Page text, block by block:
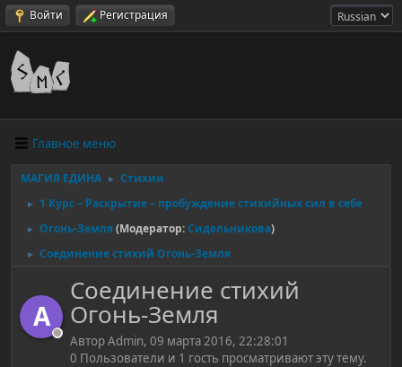
Войти Регистрация
Главное меню
МАГИЯ ЕДИНА ► Стихии
► 1 Курс – Раскрытие – пробуждение стихийных сил в себе
► Огонь-Земля (Модератор:Сидельникова)
► Соединение стихий Огонь-Земля
A
Соединение стихий
Огонь-Земля
Автор Admin, 09 марта 2016, 22:28:01
0 Пользователи и 1 гость просматривают эту тему.